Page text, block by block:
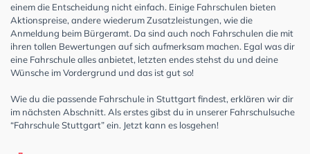
einem die Entscheidung nicht einfach. Einige Fahrschulen bieten
Aktionspreise, andere wiederum Zusatzleistungen, wie die
Anmeldung beim Bürgeramt. Da sind auch noch Fahrschulen die mit
ihren tollen Bewertungen auf sich aufmerksam machen. Egal was dir
eine Fahrschule alles anbietet, letzten endes stehst du und deine
Wünsche im Vordergrund und das ist gut so!
Wie du die passende Fahrschule in Stuttgart findest, erklären wir dir
im nächsten Abschnitt. Als erstes gibst du in unserer Fahrschulsuche
“Fahrschule Stuttgart” ein. Jetzt kann es losgehen!